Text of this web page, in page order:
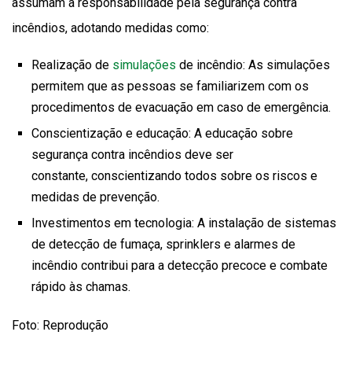
incêndios, adotando medidas como:
Realização de simulações de incêndio: As simulações
permitem que as pessoas se familiarizem com os
procedimentos de evacuação em caso de emergência.
Conscientização e educação: A educação sobre
segurança contra incêndios deve ser
constante, conscientizando todos sobre os riscos e
medidas de prevenção.
Investimentos em tecnologia: A instalação de sistemas
de detecção de fumaça, sprinklers e alarmes de
incêndio contribui para a detecção precoce e combate
rápido às chamas.
Foto: Reprodução